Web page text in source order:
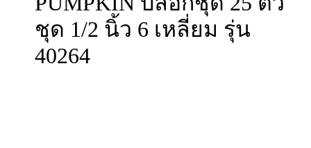
ชุด 1/2 นิ้ว 6 เหลี่ยม รุ่น
40264